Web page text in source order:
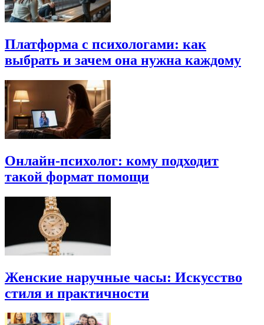
Платформа с психологами: как
выбрать и зачем она нужна каждому
Онлайн-психолог: кому подходит
такой формат помощи
Женские наручные часы: Искусство
стиля и практичности